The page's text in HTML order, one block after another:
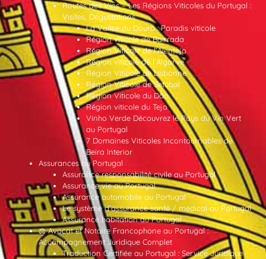
Routes des Vins – Les Régions Viticoles du Portugal :
Visites, Dégustations
La Vallée du Douro : Paradis viticole
Région viticole de Bairrada
Région Viticole de l’Alentejo
Région viticole de l’Algarve
Région Viticole de Lisbonne
Région Viticole de Setúbal
Région Viticole du Dão
Région viticole du Tejo
Vinho Verde Découvrez le Pays du Vin Vert
au Portugal
7 Domaines Viticoles Incontournables de
Beira Interior
Assurances au Portugal
Assurance responsabilité civile au Portugal
Assurance vie au Portugal
Assurance automobile au Portugal
Le système d’assurance santé / médical au Portugal
Assurance habitation au Portugal
⚖️ Avocat et Notaire Francophone au Portugal :
Accompagnement Juridique Complet
Traduction Certifiée au Portugal : Service Juridique